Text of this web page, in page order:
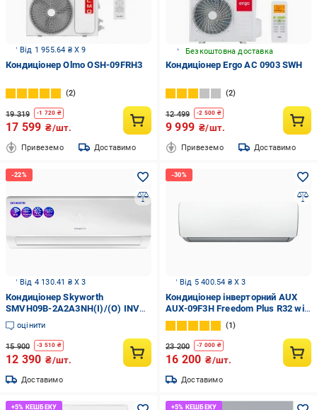
Від 1 955.64 ₴ X 9
Кондиціонер Olmo OSH-09FRH3
2
19 319 -1 720 ₴
17 599 ₴/шт.
Привеземо Доставимо
Безкоштовна доставка
Кондиціонер Ergo AC 0903 SWН
2
12 499 -2 500 ₴
9 999 ₴/шт.
Привеземо Доставимо
Від 4 130.41 ₴ X 3
Кондиціонер Skyworth
SMVH09B-2A2A3NH(I)/(O) INV
WiFi Ready R32
оцінити
15 900 -3 510 ₴
12 390 ₴/шт.
Доставимо
Від 5 400.54 ₴ X 3
Кондиціонер інверторний AUX
AUX-09F3H Freedom Plus R32 wi-
fi вбудований (27734199)
1
23 200 -7 000 ₴
16 200 ₴/шт.
Доставимо